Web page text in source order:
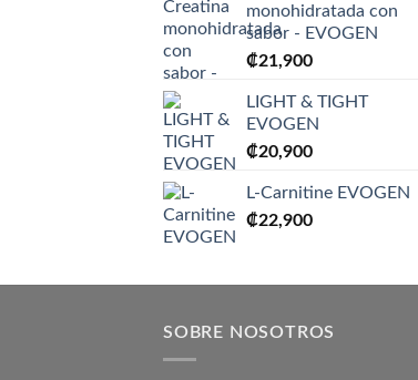
monohidratada con
sabor - EVOGEN
₡21,900
LIGHT & TIGHT
EVOGEN
₡20,900
L-Carnitine EVOGEN
₡22,900
SOBRE NOSOTROS